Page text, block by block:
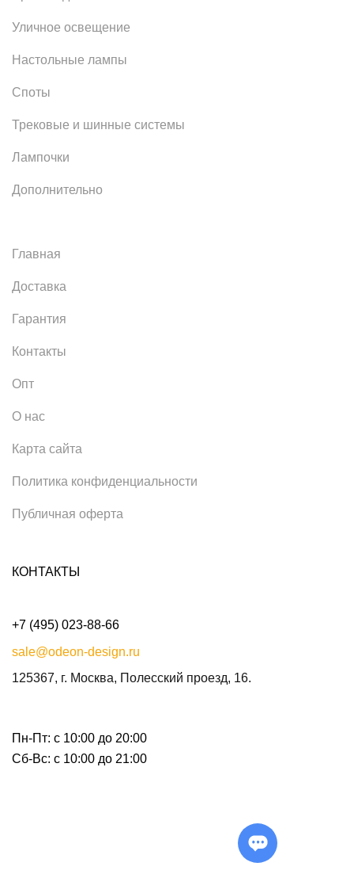
Уличное освещение
Настольные лампы
Споты
Трековые и шинные системы
Лампочки
Дополнительно
Главная
Доставка
Гарантия
Контакты
Опт
О нас
Карта сайта
Политика конфиденциальности
Публичная оферта
КОНТАКТЫ
+7 (495) 023-88-66
sale@odeon-design.ru
125367, г. Москва, Полесский проезд, 16.
Пн-Пт: с 10:00 до 20:00
Сб-Вс: с 10:00 до 21:00